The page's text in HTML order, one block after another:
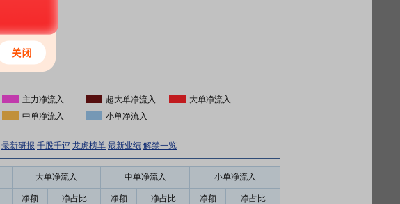
主力净流入 超大单净流入
大单净流入
中单净流入
小单净流入
最新研报 千股千评 龙虎榜单 最新业绩 解禁一览
大单净流入 中单净流入 小单净流入
净额 净占比 净额 净占比 净额 净占比